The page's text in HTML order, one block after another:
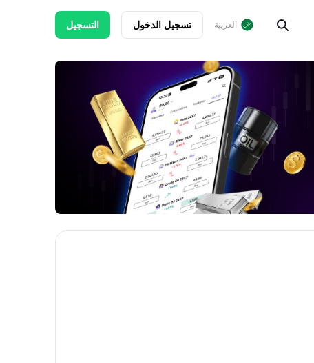
العربية تسجيل الدخول التسجيل